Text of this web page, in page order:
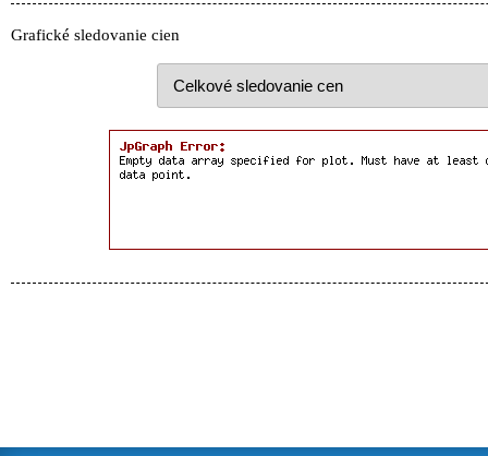
Grafické sledovanie cien